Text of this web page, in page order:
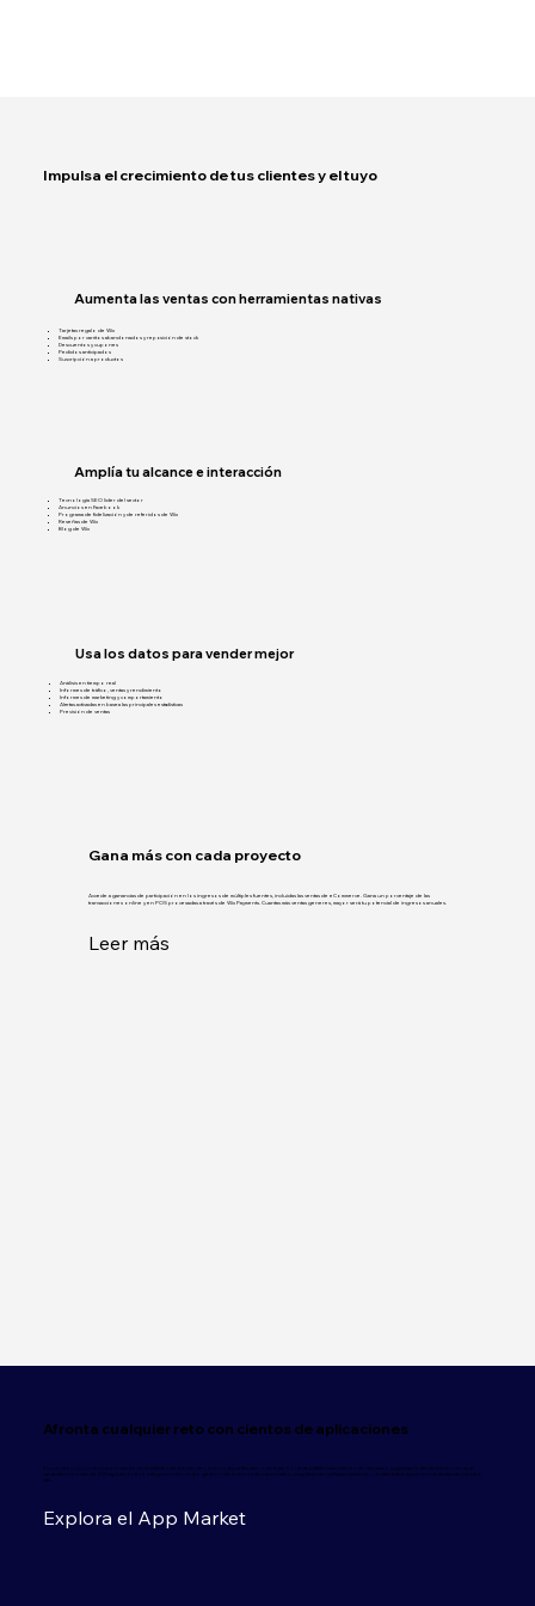
Impulsa el crecimiento de tus clientes y el tuyo
Aumenta las ventas con herramientas nativas
Tarjetas regalo de Wix
Emails por carritos abandonados y reposición de stock
Descuentos y cupones
Pedidos anticipados
Suscripción a productos
Amplía tu alcance e interacción
Tecnología SEO líder del sector
Anuncios en Facebook
Programa de fidelización y de referidos de Wix
Reseñas de Wix
Blog de Wix
Usa los datos para vender mejor
Análisis en tiempo real
Informes de tráfico, ventas y rendimiento
Informes de marketing y comportamiento
Alertas activadas en base a las principales estadísticas
Previsión de ventas
Gana más con cada proyecto
Accede a ganancias de participación en los ingresos de múltiples fuentes, incluidas las ventas de eCommerce. Gana un porcentaje de las
transacciones online y en POS procesadas a través de Wix Payments. Cuantas más ventas generes, mayor será tu potencial de ingresos anuales.
Leer más
Afronta cualquier reto con cientos de aplicaciones
Encuentra soluciones para todas las necesidades de tus clientes, incluso aquellas más complejas. Conecta plataformas líderes del mercado y agrega todas las funciones que
necesites con más de 500 aplicaciones e integraciones, como gestión de envíos internacionales, cumplimiento y almacenamiento, contabilidad, impresión a demanda y mucho
más.
Explora el App Market